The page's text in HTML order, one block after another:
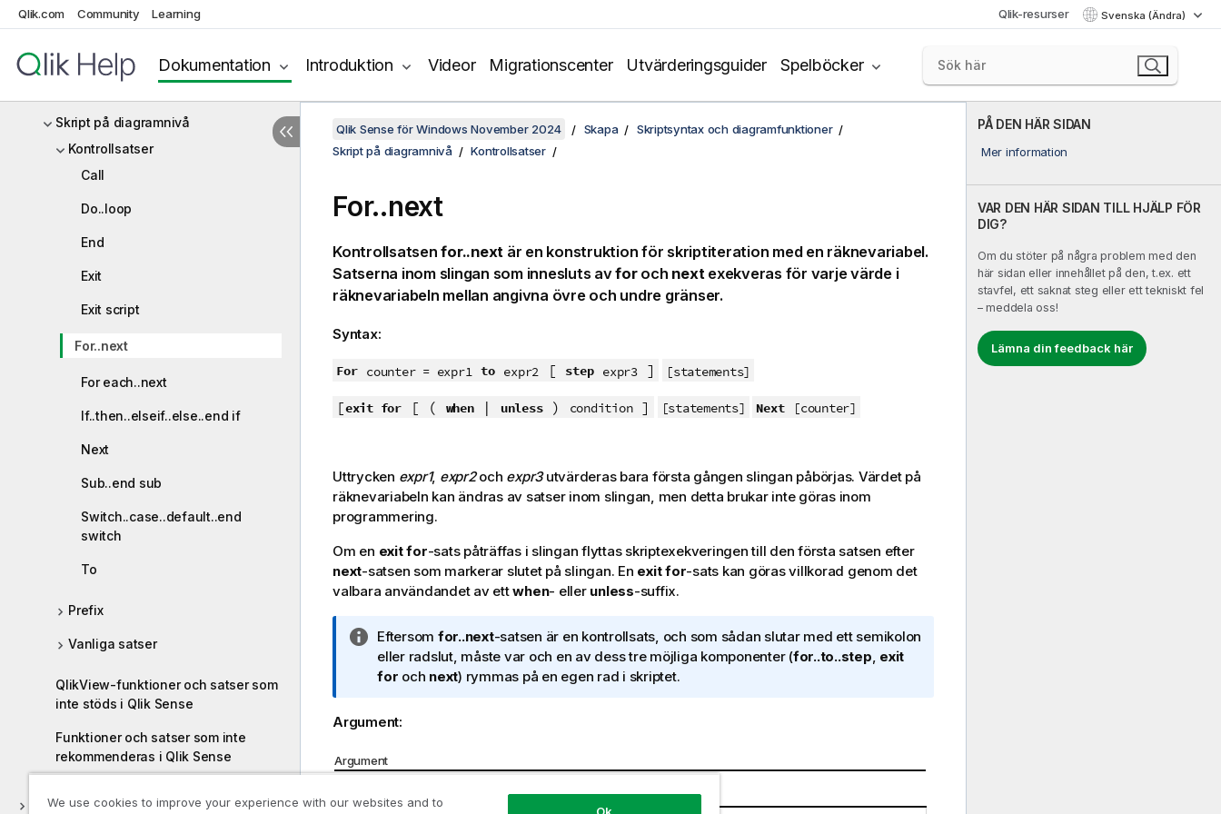
Qlik.com Community Learning Qlik-resurser Svenska (Ändra)
Dokumentation Introduktion Videor Migrationscenter Utvärderingsguider Spelböcker
Operatorer
Skript- och diagramfunktioner
Skript på diagramnivå
Kontrollsatser
Call
Do..loop
End
Exit
Exit script
For..next
For each..next
If..then..elseif..else..end if
Next
Sub..end sub
Switch..case..default..end
switch
To
Prefix
Vanliga satser
QlikView-funktioner och satser som
inte stöds i Qlik Sense
Funktioner och satser som inte
rekommenderas i Qlik Sense
Upptäck
PÅ DEN HÄR SIDAN
Mer information
VAR DEN HÄR SIDAN TILL HJÄLP FÖR
DIG?
Om du stöter på några problem med den
här sidan eller innehållet på den, t.ex. ett
stavfel, ett saknat steg eller ett tekniskt fel
– meddela oss!
Lämna din feedback här
Qlik Sense för Windows November 2024 Skapa
Skriptsyntax och diagramfunktioner
Skript på diagramnivå
Kontrollsatser
For..next
Kontrollsatsenfor..next är en konstruktion för skriptiteration med en räknevariabel.
Satserna inom slingan som innesluts avforoch nextexekveras för varje värde i
räknevariabeln mellan angivna övre och undre gränser.
Syntax:
For counter = expr1 to expr2 [ step expr3] [statements]
[exit for[ ( when| unless) condition] [statements] Next [counter]
Uttrycken expr1, expr2och expr3utvärderas bara första gången slingan påbörjas. Värdet på
räknevariabeln kan ändras av satser inom slingan, men detta brukar inte göras inom
programmering.
Om en exit for-sats påträffas i slingan flyttas skriptexekveringen till den första satsen efter
next-satsen som markerar slutet på slingan. En exit for-sats kan göras villkorad genom det
valbara användandet av ettwhen- eller unless-suffix.
A
n
t
c
n
i
n
Eftersom for..next-satsen är en kontrollsats, och som sådan slutar med ett semikolon
eller radslut, måste var och en av dess tre möjliga komponenter (for..to..step, exit
for och next) rymmas på en egen rad i skriptet.
Argument:
Argument
We use cookies to improve your experience with our websites and to